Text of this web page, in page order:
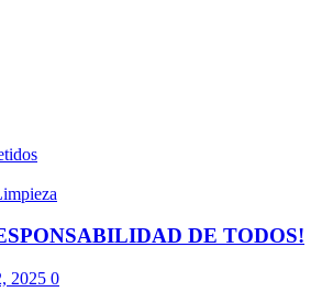
DE TODOS!
2025 0